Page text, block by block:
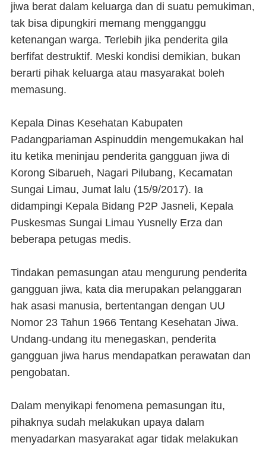
jiwa berat dalam keluarga dan di suatu pemukiman,
tak bisa dipungkiri memang mengganggu
ketenangan warga. Terlebih jika penderita gila
berfifat destruktif. Meski kondisi demikian, bukan
berarti pihak keluarga atau masyarakat boleh
memasung.
Kepala Dinas Kesehatan Kabupaten
Padangpariaman Aspinuddin mengemukakan hal
itu ketika meninjau penderita gangguan jiwa di
Korong Sibarueh, Nagari Pilubang, Kecamatan
Sungai Limau, Jumat lalu (15/9/2017). Ia
didampingi Kepala Bidang P2P Jasneli, Kepala
Puskesmas Sungai Limau Yusnelly Erza dan
beberapa petugas medis.
Tindakan pemasungan atau mengurung penderita
gangguan jiwa, kata dia merupakan pelanggaran
hak asasi manusia, bertentangan dengan UU
Nomor 23 Tahun 1966 Tentang Kesehatan Jiwa.
Undang-undang itu menegaskan, penderita
gangguan jiwa harus mendapatkan perawatan dan
pengobatan.
Dalam menyikapi fenomena pemasungan itu,
pihaknya sudah melakukan upaya dalam
menyadarkan masyarakat agar tidak melakukan